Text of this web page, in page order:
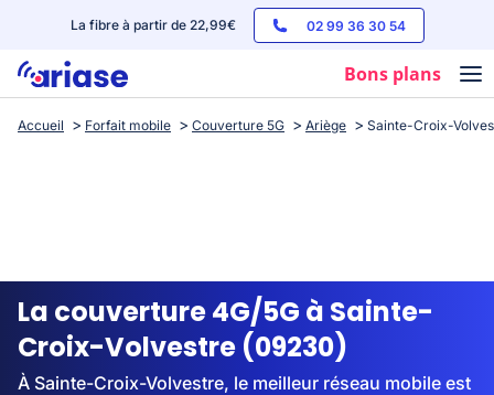
La fibre à partir de 22,99€ 02 99 36 30 54
Bons plans
Box internet
Streaming
Accueil Forfait mobile Couverture 5G Ariège Sainte-Croix-
La couverture 4G/5G à Sainte-
Croix-Volvestre (09230)
À Sainte-Croix-Volvestre, le meilleur réseau mobile est